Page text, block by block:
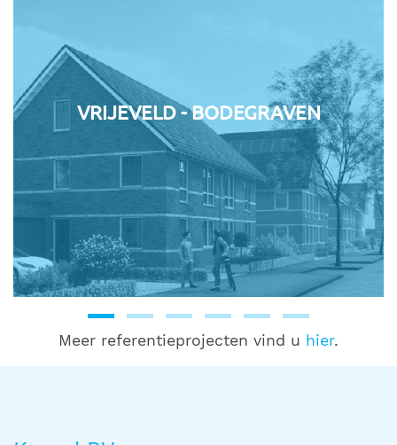
VRIJEVELD - BODEGRAVEN
Meer referentieprojecten vind u hier.